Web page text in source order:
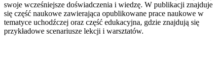
swoje wcześniejsze doświadczenia i wiedzę. W publikacji znajduje
się część naukowe zawierająca opublikowane prace naukowe w
tematyce uchodźczej oraz część edukacyjna, gdzie znajdują się
przykładowe scenariusze lekcji i warsztatów.